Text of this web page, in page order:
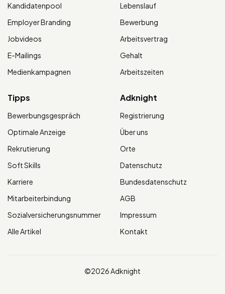
Kandidatenpool
Employer Branding
Jobvideos
E-Mailings
Medienkampagnen
Lebenslauf
Bewerbung
Arbeitsvertrag
Gehalt
Arbeitszeiten
Tipps
Bewerbungsgespräch
Optimale Anzeige
Rekrutierung
Soft Skills
Karriere
Mitarbeiterbindung
Sozialversicherungsnummer
Alle Artikel
Adknight
Registrierung
Über uns
Orte
Datenschutz
Bundesdatenschutz
AGB
Impressum
Kontakt
©2026 Adknight